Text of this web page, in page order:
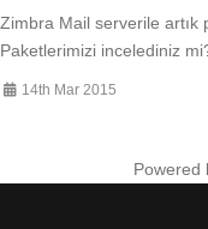
Zimbra Mail serverile artık
Paketlerimizi incelediniz
14th Mar 2015
Powered